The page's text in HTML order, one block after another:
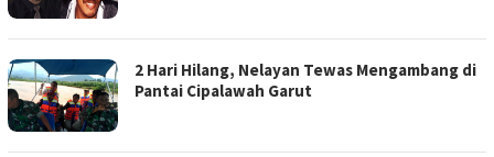
2 Hari Hilang, Nelayan Tewas Mengambang di
Pantai Cipalawah Garut